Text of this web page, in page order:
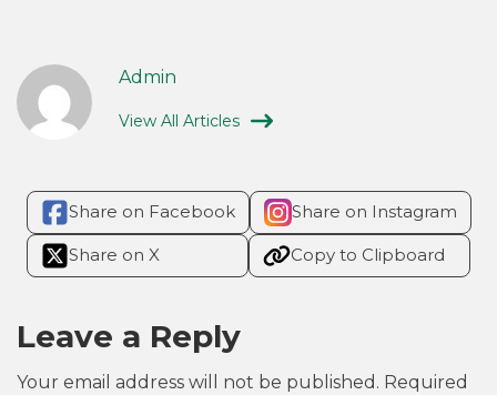
Admin
View All Articles
Share on Facebook Share on Instagram
Share on X Copy to Clipboard
Leave a Reply
Your email address will not be published. Required